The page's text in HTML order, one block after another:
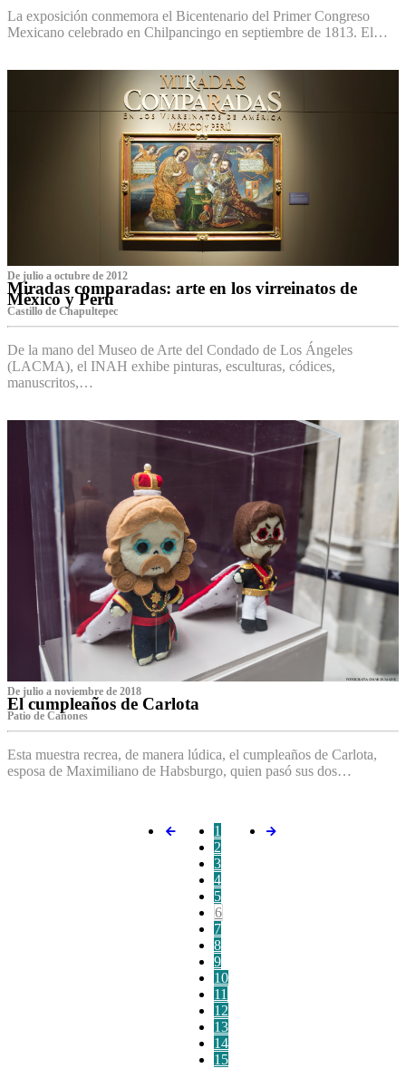
La exposición conmemora el Bicentenario del Primer Congreso
Mexicano celebrado en Chilpancingo en septiembre de 1813. El…
De julio a octubre de 2012
Miradas comparadas: arte en los virreinatos de
México y Perú
Castillo de Chapultepec
De la mano del Museo de Arte del Condado de Los Ángeles
(LACMA), el INAH exhibe pinturas, esculturas, códices,
manuscritos,…
De julio a noviembre de 2018
El cumpleaños de Carlota
Patio de Cañones
Esta muestra recrea, de manera lúdica, el cumpleaños de Carlota,
esposa de Maximiliano de Habsburgo, quien pasó sus dos…
1
2
3
4
5
6
7
8
9
10
11
12
13
14
15